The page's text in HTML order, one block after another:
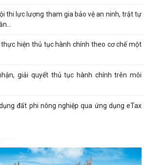
thi lực lượng tham gia bảo vệ an ninh, trật tự
hiện thủ tục hành chính theo cơ chế một
giải quyết thủ tục hành chính trên môi
đất phi nông nghiệp qua ứng dụng eTax